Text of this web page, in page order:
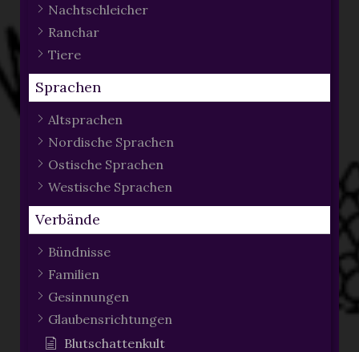
Nachtschleicher
Ranchar
Tiere
Sprachen
Altsprachen
Nordische Sprachen
Ostische Sprachen
Westische Sprachen
Verbände
Bündnisse
Familien
Gesinnungen
Glaubensrichtungen
Blutschattenkult